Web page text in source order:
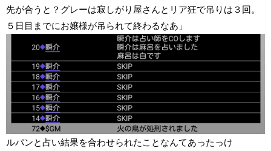
先が合うと？グレーは寂しがり屋さんとリア狂で吊りは３回。
５日目までにお嬢様が吊られて終わるなあ」
ルパンと占い結果を合わせられたことなんてあったっけ